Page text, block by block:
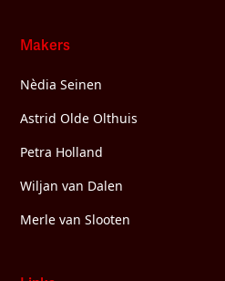
Makers
Nèdia Seinen
Astrid Olde Olthuis
Petra Holland
Wiljan van Dalen
Merle van Slooten